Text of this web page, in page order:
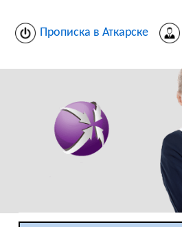
Прописка в Аткарске